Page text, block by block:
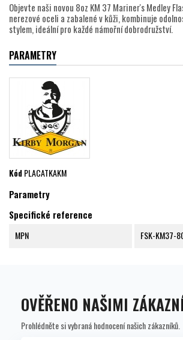
Objevte naši novou 8oz KM 37 Mariner's Medley
nerezové oceli a zabalené v kůži, kombinuje
stylem, ideální pro každé námořní dobrodružství.
PARAMETRY
KódPLACATKAKM
Parametry
Specifické reference
MPN FSK-KM37-
OVĚŘENO NAŠIMI
Prohlédněte si vybraná hodnocení našich zákazníků.